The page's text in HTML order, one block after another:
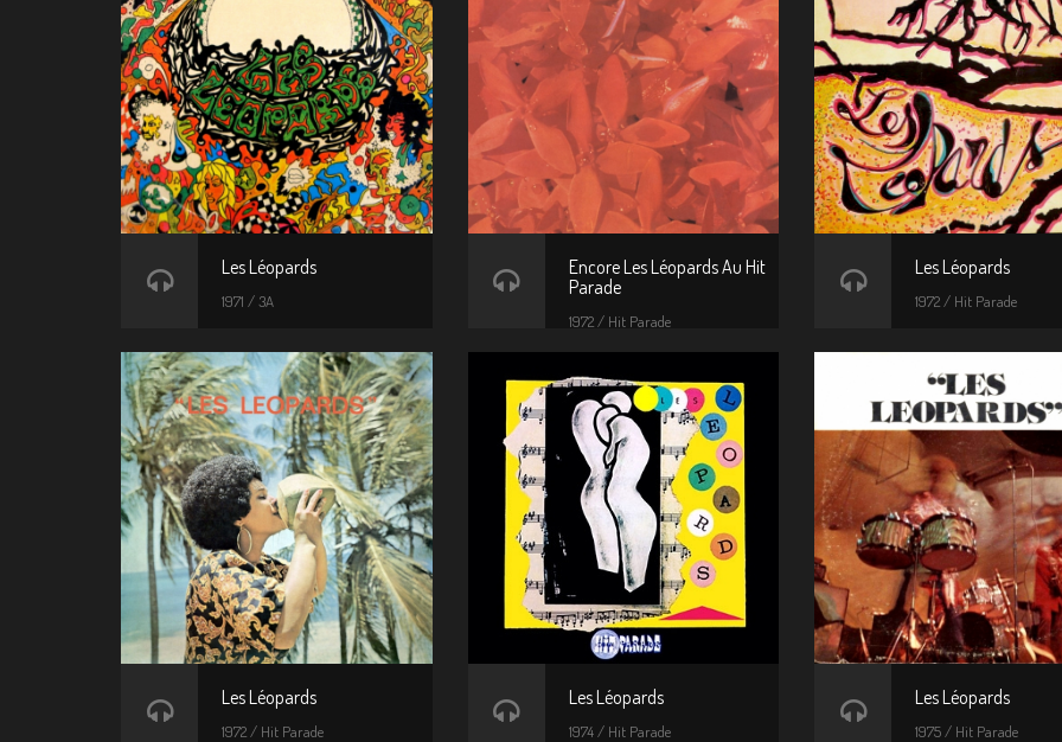
Les Léopards
1971 / 3A
Encore Les Léopards Au Hit
Parade
1972 / Hit Parade
Les Léopards
1972 / Hit Parade
Les Léopards
1972 / Hit Parade
Les Léopards
1974 / Hit Parade
Les Léopards
1975 / Hit Parade